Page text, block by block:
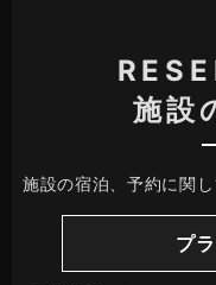
施設
施設の宿泊、予約に関
プ